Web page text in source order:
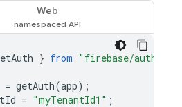
Web
} from "firebase/auth"
= getAuth(app);
= "myTenantId1" ;